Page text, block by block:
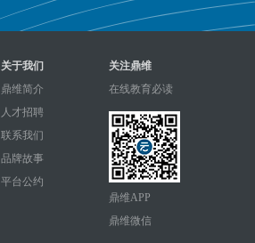
关于我们
鼎维简介
人才招聘
联系我们
品牌故事
平台公约
关注鼎维
在线教育必读
鼎维APP
鼎维微信